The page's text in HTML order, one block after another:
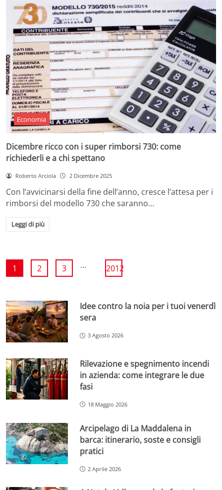
Economia
Dicembre ricco con i super rimborsi 730: come
richiederli e a chi spettano
Roberto Arciola 2 Dicembre 2025
Con l’avvicinarsi della fine dell’anno, cresce l’attesa per i
rimborsi del modello 730 che saranno…
Leggi di più
1 2 3 ... 2012
Idee contro la noia per i tuoi venerdì
sera
3 Agosto 2026
Rilevazione e spegnimento incendi
in azienda: come integrare le due
fasi
18 Maggio 2026
Arcipelago di La Maddalena in
barca: itinerario, soste e consigli
pratici
2 Aprile 2026